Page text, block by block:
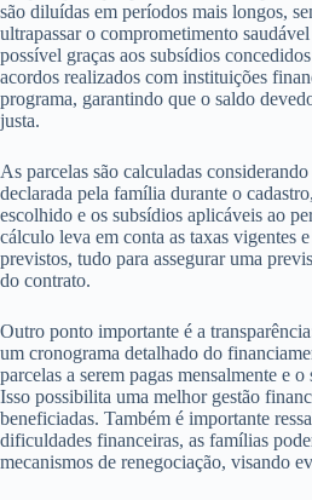
são diluídas em períodos mais longos,
ultrapassar o comprometimento
possível graças aos subsídios
acordos realizados com instituições
programa, garantindo que o saldo
justa.
As parcelas são calculadas
declarada pela família durante o
escolhido e os subsídios aplicáveis ao
cálculo leva em conta as taxas vigentes
previstos, tudo para assegurar uma
do contrato.
Outro ponto importante é a
um cronograma detalhado do
parcelas a serem pagas mensalmente e
Isso possibilita uma melhor gestão
beneficiadas. Também é importante
dificuldades financeiras, as famílias
mecanismos de renegociação, visando